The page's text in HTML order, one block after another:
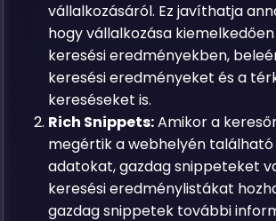
vállalkozásáról. Ez javíthatja
hogy vállalkozása
keresési eredményekben,
keresési eredményeket és a
kereséseket is.
Rich Snippets:Amikor a
megértik a webhelyén
adatokat, gazdag snippeteket
keresési eredménylistákat
gazdag snippetek további